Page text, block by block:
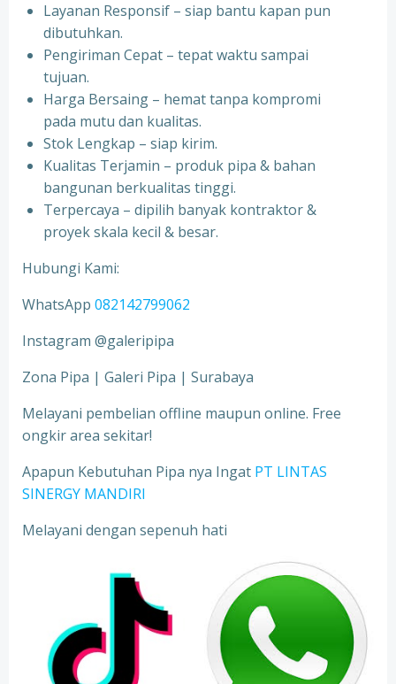
Layanan Responsif – siap bantu kapan pun
dibutuhkan.
Pengiriman Cepat – tepat waktu sampai
tujuan.
Harga Bersaing – hemat tanpa kompromi
pada mutu dan kualitas.
Stok Lengkap – siap kirim.
Kualitas Terjamin – produk pipa & bahan
bangunan berkualitas tinggi.
Terpercaya – dipilih banyak kontraktor &
proyek skala kecil & besar.
Hubungi Kami:
WhatsApp 082142799062
Instagram @galeripipa
Zona Pipa | Galeri Pipa | Surabaya
Melayani pembelian offline maupun online. Free
ongkir area sekitar!
Apapun Kebutuhan Pipa nya Ingat PT LINTAS
SINERGY MANDIRI
Melayani dengan sepenuh hati